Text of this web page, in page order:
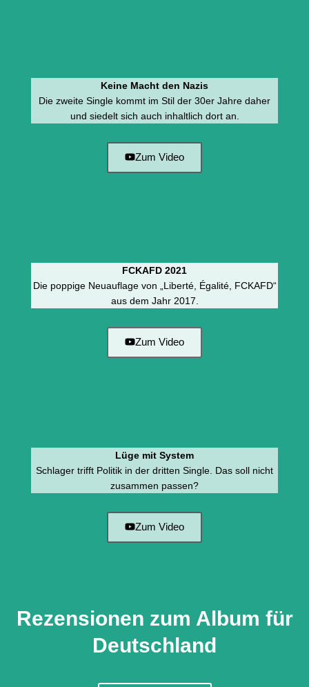
Keine Macht den Nazis
Die zweite Single kommt im Stil der 30er Jahre daher
und siedelt sich auch inhaltlich dort an.
Zum Video
FCKAFD 2021
Die poppige Neuauflage von „Liberté, Égalité, FCKAFD“
aus dem Jahr 2017.
Zum Video
Lüge mit System
Schlager trifft Politik in der dritten Single. Das soll nicht
zusammen passen?
Zum Video
Rezensionen zum Album für
Deutschland